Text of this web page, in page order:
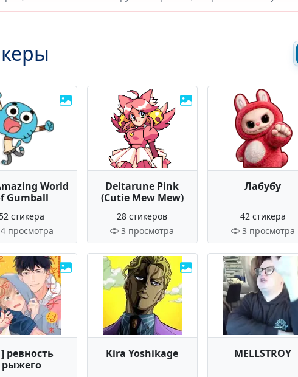
World
Gumball
52 стикера
4 просмотра
Deltarune Pink
(Cutie Mew Mew)
28 стикеров
3 просмотра
Лабубу
42 стикера
3 просмотра
ревность
рыжего
Kira Yoshikage MELLSTROY